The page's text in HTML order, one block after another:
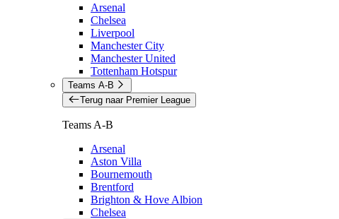
Arsenal
Chelsea
Liverpool
Manchester City
Manchester United
Tottenham Hotspur
Teams A-B
Terug naar Premier League
Teams A-B
Arsenal
Aston Villa
Bournemouth
Brentford
Brighton & Hove Albion
Chelsea